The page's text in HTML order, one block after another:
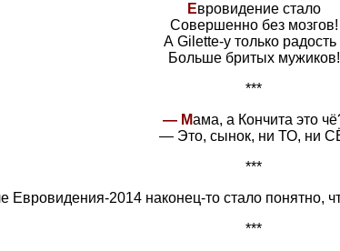
Евровидение стало
Совершенно без мозгов!
А Gilette-у только радость
Больше бритых мужиков!
***
— Мама, а Кончита это
— Это, сынок, ни ТО, ни
***
Евровидения-2014 наконец-то стало понятно,
***